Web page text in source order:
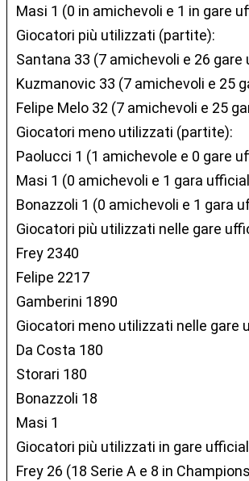
Masi 1 (0 in amichevoli e 1 in gare
Giocatori più utilizzati (partite):
Santana 33 (7 amichevoli e 26 gare
Kuzmanovic 33 (7 amichevoli e 25
Felipe Melo 32 (7 amichevoli e 25
Giocatori meno utilizzati (partite):
Paolucci 1 (1 amichevole e 0 gare
Masi 1 (0 amichevoli e 1 gara
Bonazzoli 1 (0 amichevoli e 1 gara
Giocatori più utilizzati nelle gare
Frey 2340
Felipe 2217
Gamberini 1890
Giocatori meno utilizzati nelle gare
Da Costa 180
Storari 180
Bonazzoli 18
Masi 1
Giocatori più utilizzati in gare
Frey 26 (18 Serie A e 8 in